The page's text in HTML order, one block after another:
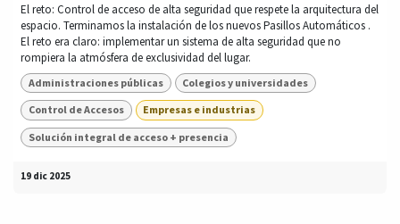
El reto: Control de acceso de alta seguridad que respete la arquitectura del
espacio. Terminamos la instalación de los nuevos Pasillos Automáticos .
El reto era claro: implementar un sistema de alta seguridad que no
rompiera la atmósfera de exclusividad del lugar.
Administraciones públicas Colegios y universidades
Control de Accesos Empresas e industrias
Solución integral de acceso + presencia
19 dic 2025